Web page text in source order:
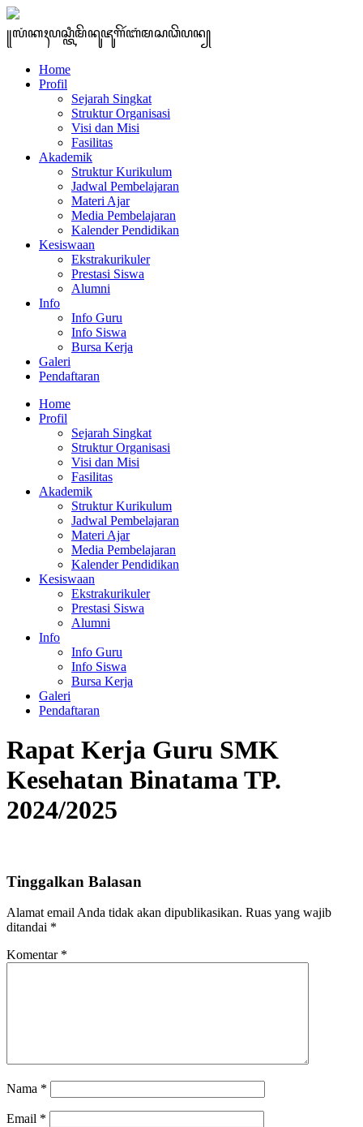
꧋ꦭꦁꦏꦃꦥꦱ꧀ꦠꦶꦩꦼꦤꦸꦗꦸꦒꦼꦂꦧꦁꦩꦱꦣꦼꦥꦤ꧀
Home
Profil
Sejarah Singkat
Struktur Organisasi
Visi dan Misi
Fasilitas
Akademik
Struktur Kurikulum
Jadwal Pembelajaran
Materi Ajar
Media Pembelajaran
Kalender Pendidikan
Kesiswaan
Ekstrakurikuler
Prestasi Siswa
Alumni
Info
Info Guru
Info Siswa
Bursa Kerja
Galeri
Pendaftaran
Home
Profil
Sejarah Singkat
Struktur Organisasi
Visi dan Misi
Fasilitas
Akademik
Struktur Kurikulum
Jadwal Pembelajaran
Materi Ajar
Media Pembelajaran
Kalender Pendidikan
Kesiswaan
Ekstrakurikuler
Prestasi Siswa
Alumni
Info
Info Guru
Info Siswa
Bursa Kerja
Galeri
Pendaftaran
Rapat Kerja Guru SMK
Kesehatan Binatama TP.
2024/2025
Tinggalkan Balasan
Alamat email Anda tidak akan dipublikasikan. Ruas yang wajib
ditandai *
Komentar *
Nama *
Email *